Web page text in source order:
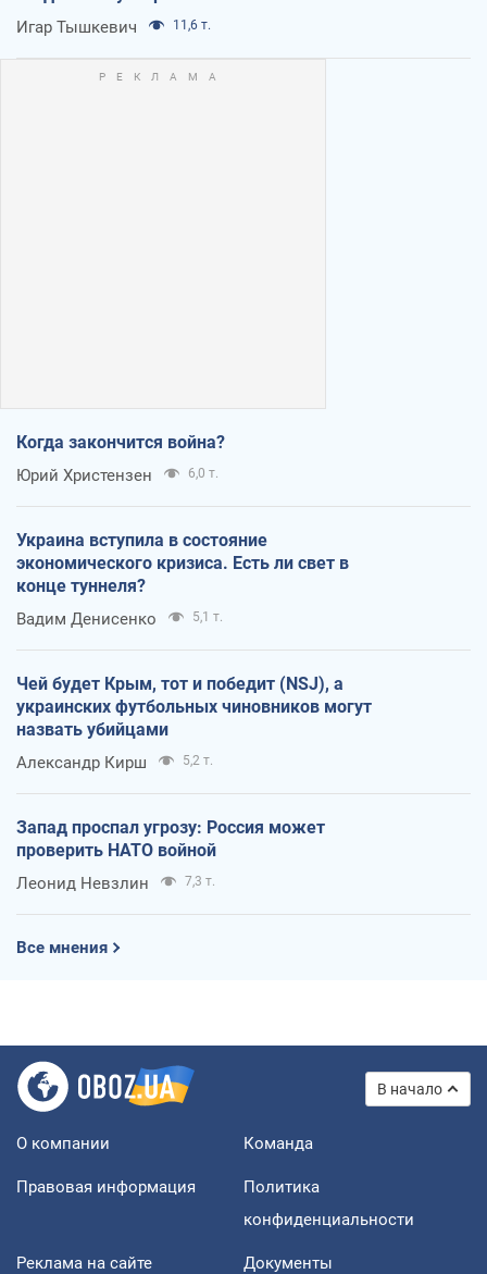
Игар Тышкевич 11,6 т.
Когда закончится война?
Юрий Христензен 6,0 т.
Украина вступила в состояние
экономического кризиса. Есть ли свет в
конце туннеля?
Вадим Денисенко 5,1 т.
Чей будет Крым, тот и победит (NSJ), а
украинских футбольных чиновников могут
назвать убийцами
Александр Кирш 5,2 т.
Запад проспал угрозу: Россия может
проверить НАТО войной
Леонид Невзлин 7,3 т.
Все мнения
В начало
О компании Команда
Правовая информация
Политика
конфиденциальности
Реклама на сайте Документы